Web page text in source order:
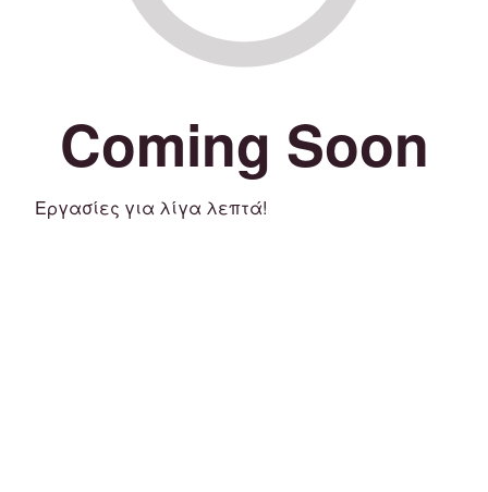
Coming Soon
Εργασίες για λίγα λεπτά!